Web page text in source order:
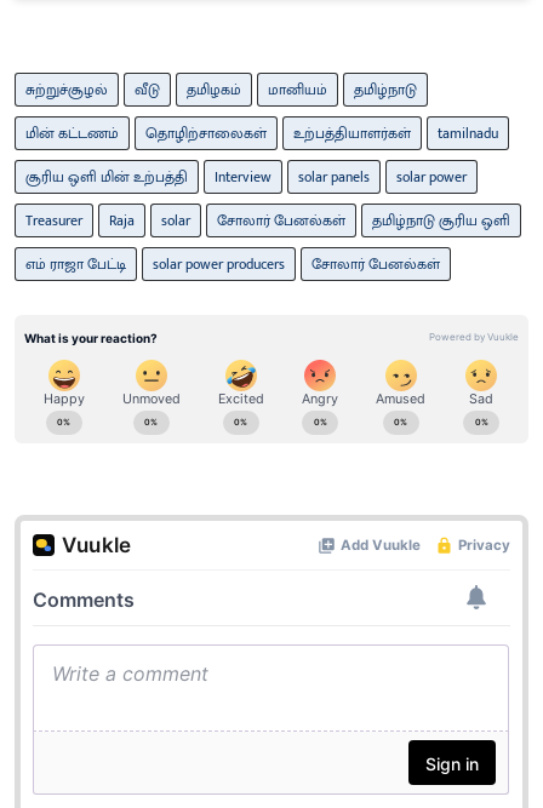
சுற்றுச்சூழல் வீடு தமிழகம் மானியம்
தமிழ்நாடு
மின் கட்டணம்
தொழிற்சாலைகள் உற்பத்தியாளர்கள்
tamilnadu
சூரிய ஒளி மின் உற்பத்தி
Interview solar panels
solar power
Treasurer
Raja solar சோலார் பேனல்கள்
தமிழ்நாடு சூரிய ஒளி
எம் ராஜா பேட்டி
solar power producers சோலார் பேனல்கள்